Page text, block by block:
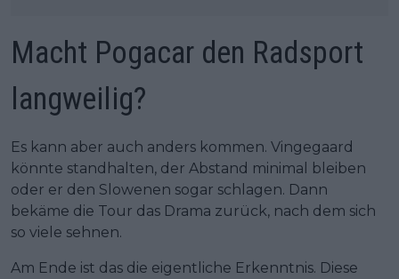
Macht Pogacar den Radsport
langweilig?
Es kann aber auch anders kommen. Vingegaard
könnte standhalten, der Abstand minimal bleiben
oder er den Slowenen sogar schlagen. Dann
bekäme die Tour das Drama zurück, nach dem sich
so viele sehnen.
Am Ende ist das die eigentliche Erkenntnis. Diese